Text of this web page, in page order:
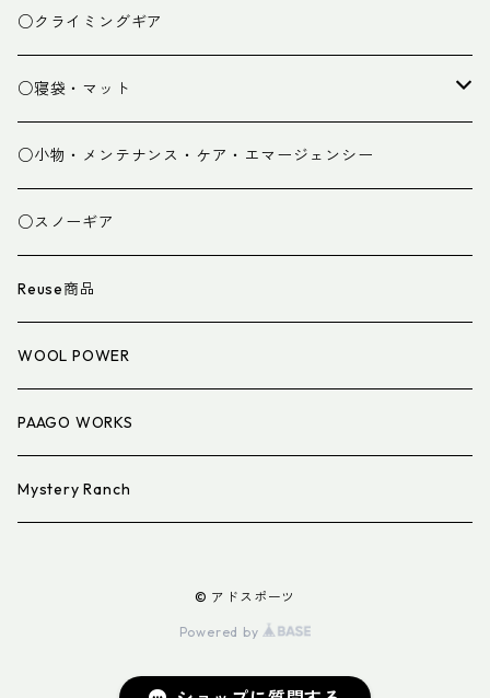
ベースレイヤー
パンツ
グローブ
スパッツ・ゲイター
衣類小物
アイウェア
○クライミングギア
○寝袋・マット
寝袋
マット
寝具小物
○小物・メンテナンス・ケア・エマージェンシー
○スノーギア
Reuse商品
WOOL POWER
PAAGO WORKS
Mystery Ranch
© アドスポーツ
Powered by